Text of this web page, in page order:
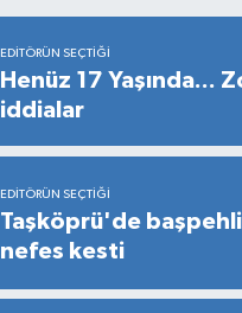
EDITÖRÜN SEÇTIĞI
Henüz 17 Yaşında...
iddialar
EDITÖRÜN SEÇTIĞI
Taşköprü'de
nefes kesti